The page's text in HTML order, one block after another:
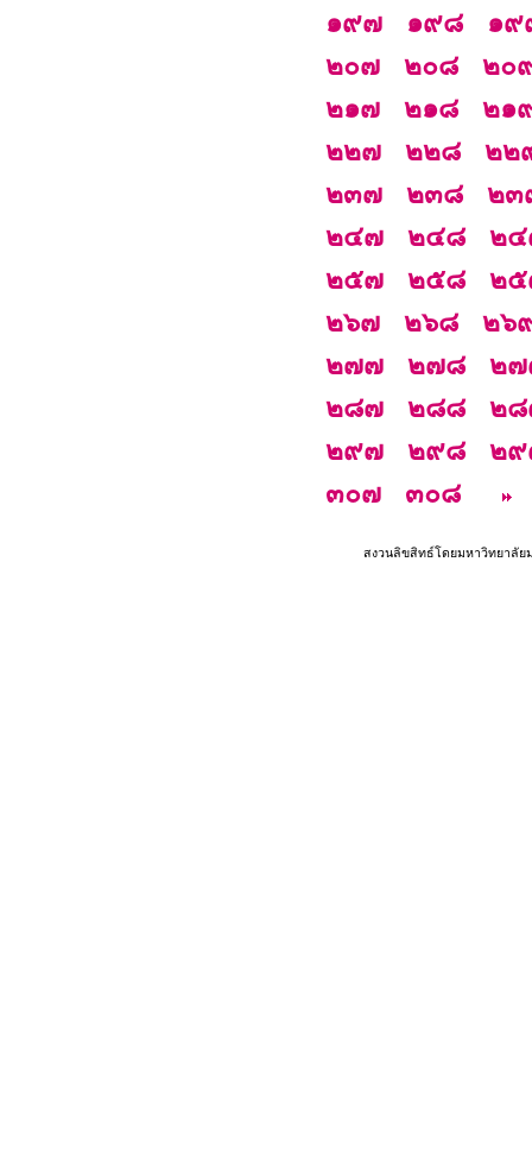
๑๙๗
๑๙๘
๑๙
๒๐๗
๒๐๘
๒๐
๒๑๗
๒๑๘
๒๑
๒๒๗
๒๒๘
๒๒
๒๓๗
๒๓๘
๒๓
๒๔๗
๒๔๘
๒
๒๕๗
๒๕๘
๒
๒๖๗
๒๖๘
๒๖
๒๗๗
๒๗๘
๒
๒๘๗
๒๘๘
๒
๒๙๗
๒๙๘
๒
๓๐๗
๓๐๘
สงวนลิขสิทธ์โดยมหาวิทยาลั